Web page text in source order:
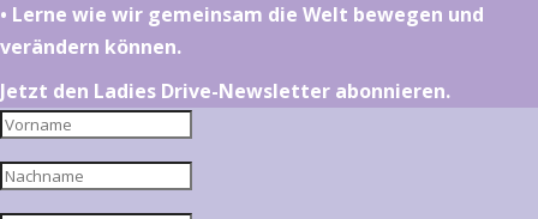
•⁠ ⁠⁠Lerne wie wir gemeinsam die Welt bewegen und
verändern können.
Jetzt den Ladies Drive-Newsletter abonnieren.